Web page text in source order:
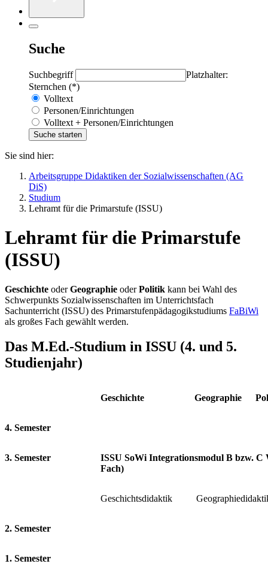
Suche
Suchbegriff
Platzhalter:
Sternchen (*)
Volltext
Personen/Einrichtungen
Volltext + Personen/Einrichtungen
Sie sind hier:
Arbeitsgruppe Didaktiken der Sozialwissenschaften (AG
DiS)
Studium
Lehramt für die Primarstufe (ISSU)
Lehramt für die Primarstufe
(ISSU)
Geschichte oderGeographie oderPolitik kann bei Wahl des
Schwerpunkts Sozialwissenschaften im Unterrichtsfach
Sachunterricht (ISSU) des Primarstufenpädagogikstudiums FaBiWi
als großes Fach gewählt werden.
Das M.Ed.-Studium in ISSU (4. und 5.
Studienjahr)
Geschichte Geographie
4. Semester
3. Semester
ISSU SoWi Integrationsmodul B bzw.
Fach)
Geschichtsdidaktik
2. Semester
1. Semester